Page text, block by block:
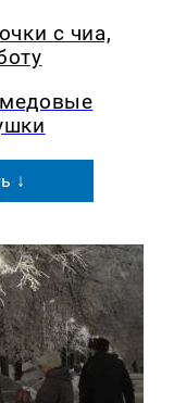
с чиа,
↓